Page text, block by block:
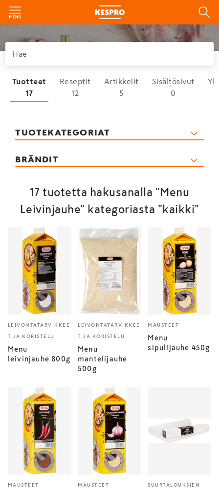
Tuotteet
17
Reseptit
12
Artikkelit
5
Sisältösivut
0
TUOTEKATEGORIAT
BRÄNDIT
17 tuotetta hakusanalla "Menu
Leivinjauhe" kategoriasta "kaikki"
LEIVONTATARVIKKEE
T JA KORISTELU
Menu
leivinjauhe 800g
LEIVONTATARVIKKEE
T JA KORISTELU
Menu
mantelijauhe
500g
MAUSTEET
Menu
sipulijauhe 450g
MAUSTEET MAUSTEET SUURTALOUKSIEN